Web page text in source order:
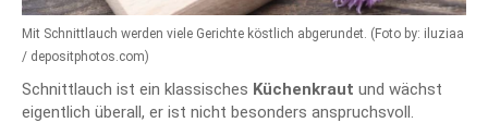
Mit Schnittlauch werden viele Gerichte köstlich abgerundet. (Foto by: iluziaa
/ depositphotos.com)
Schnittlauch ist ein klassisches Küchenkraut und wächst
eigentlich überall, er ist nicht besonders anspruchsvoll.